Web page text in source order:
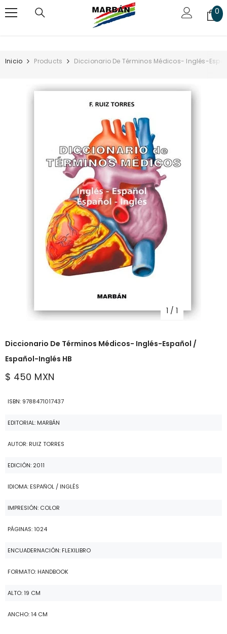
00
Inicio Products Diccionario De Términos Médicos- Inglés-
1 / 1
Diccionario De Términos Médicos- Inglés-Español /
Español-Inglés HB
$ 450 MXN
ISBN: 9788471017437
EDITORIAL: MARBÁN
AUTOR: RUIZ TORRES
EDICIÓN: 2011
IDIOMA: ESPAÑOL / INGLÉS
IMPRESIÓN: COLOR
PÁGINAS: 1024
ENCUADERNACIÓN: FLEXILIBRO
FORMATO: HANDBOOK
ALTO: 19 CM
ANCHO: 14 CM